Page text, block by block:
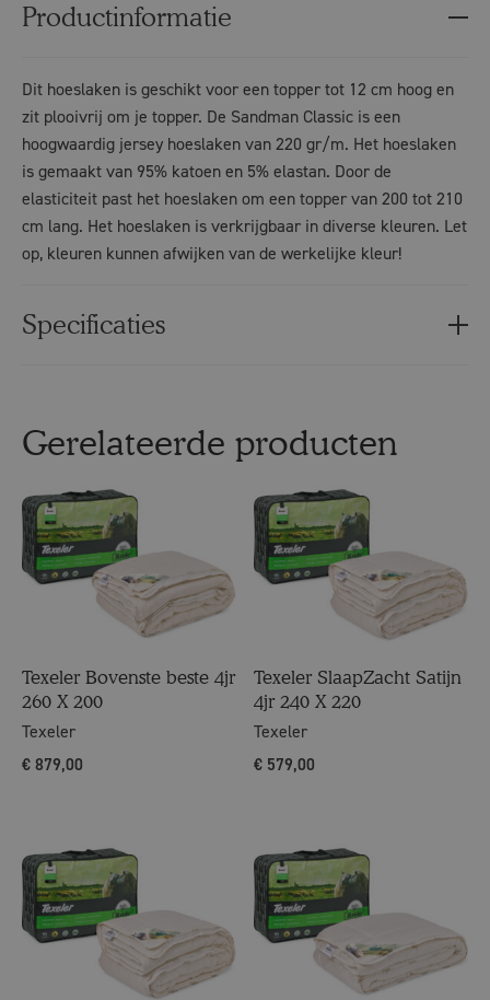
Productinformatie
Dit hoeslaken is geschikt voor een topper tot 12 cm hoog en
zit plooivrij om je topper. De Sandman Classic is een
hoogwaardig jersey hoeslaken van 220 gr/m. Het hoeslaken
is gemaakt van 95% katoen en 5% elastan. Door de
elasticiteit past het hoeslaken om een topper van 200 tot 210
cm lang. Het hoeslaken is verkrijgbaar in diverse kleuren. Let
op, kleuren kunnen afwijken van de werkelijke kleur!
Specificaties
Gerelateerde producten
Texeler Bovenste beste 4jr
260 X 200
Texeler
€ 879,00
Texeler SlaapZacht Satijn
4jr 240 X 220
Texeler
€ 579,00